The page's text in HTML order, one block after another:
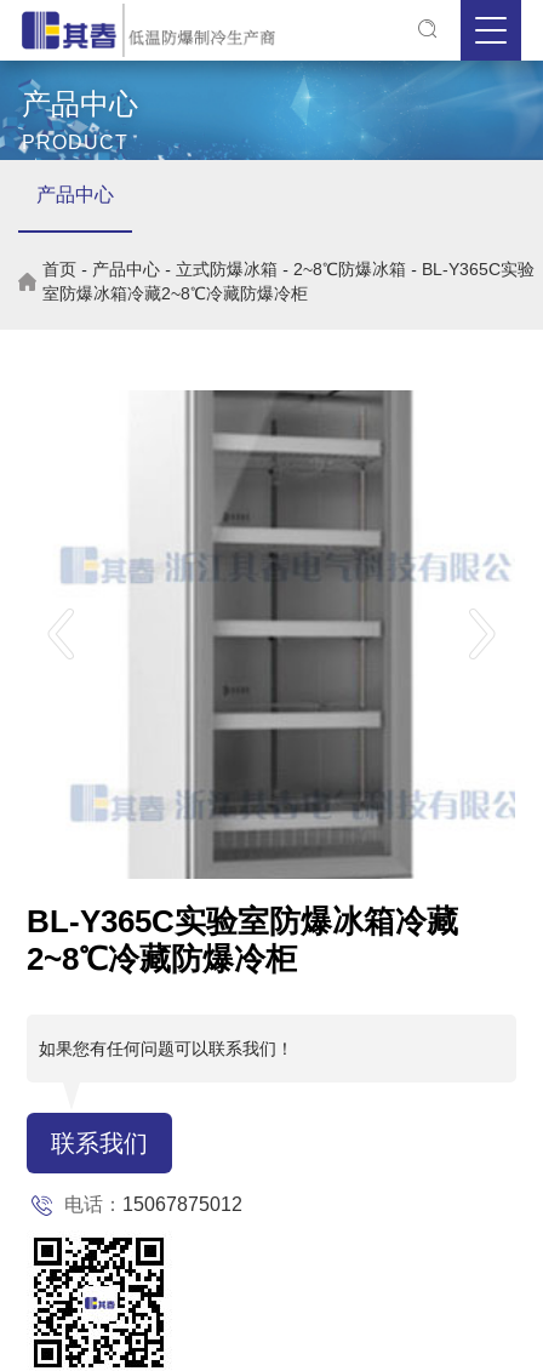
产品中心
PRODUCT
产品中心
首页 - 产品中心 - 立式防爆冰箱 - 2~8℃防爆冰箱 - BL-Y365C实验
室防爆冰箱冷藏2~8℃冷藏防爆冷柜
BL-Y365C实验室防爆冰箱冷藏
2~8℃冷藏防爆冷柜
如果您有任何问题可以联系我们！
联系我们
电话： 15067875012